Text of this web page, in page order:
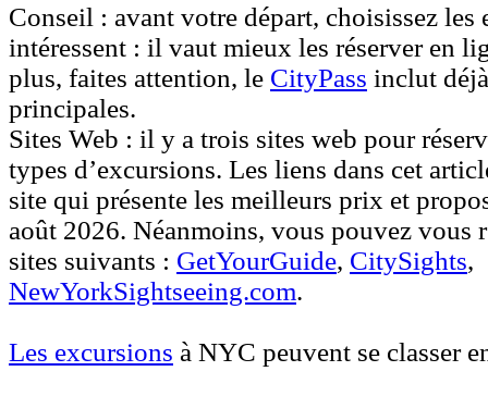
Conseil : avant votre départ, choisissez
intéressent : il vaut mieux les réserver en
plus, faites attention, le CityPass inclut
principales.
Sites Web : il y a trois sites web pour
types d’excursions. Les liens dans cet
site qui présente les meilleurs prix et
août 2026. Néanmoins, vous pouvez vous
sites suivants : GetYourGuide, CitySights,
NewYorkSightseeing.com.
Les excursions à NYC peuvent se classer